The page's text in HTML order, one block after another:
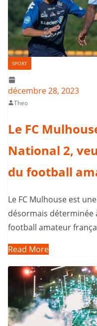
SPORT
décembre 28, 2023
Theo
Le FC
National 2,
du football
Le FC Mulhouse est
désormais
football amateur
Read More